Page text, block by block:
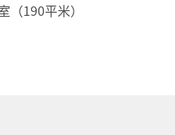
（190平米）